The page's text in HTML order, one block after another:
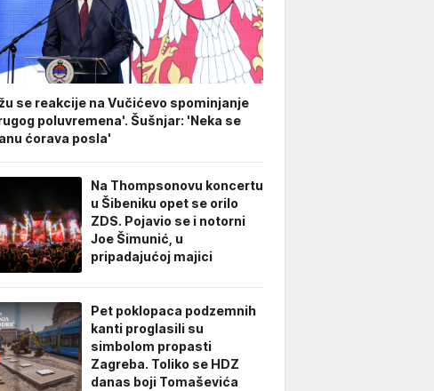
se reakcije na Vučićevo spominjanje
poluvremena'. Šušnjar: 'Neka se
ćorava posla'
Na Thompsonovu koncertu
u Šibeniku opet se orilo
ZDS. Pojavio se i notorni
Joe Šimunić, u
pripadajućoj majici
Pet poklopaca podzemnih
kanti proglasili su
simbolom propasti
Zagreba. Toliko se HDZ
danas boji Tomaševića